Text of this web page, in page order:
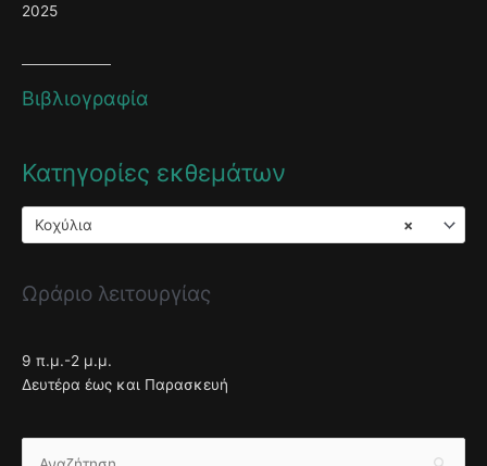
2025
Βιβλιογραφία
Κατηγορίες εκθεμάτων
×
Κοχύλια
Ωράριο λειτουργίας
9 π.μ.-2 μ.μ.
Δευτέρα έως και Παρασκευή